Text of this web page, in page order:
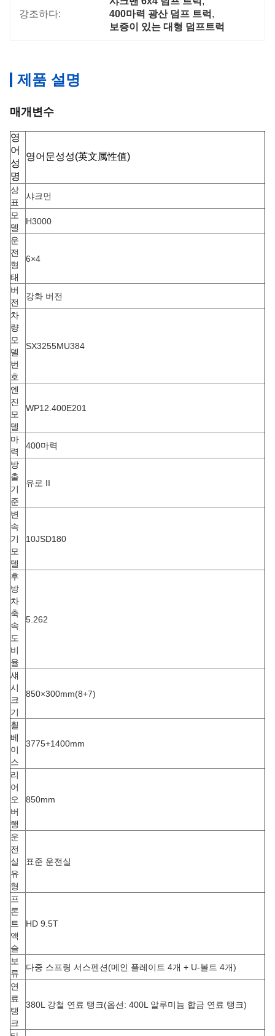
강조하다:
400마력 광산 덤프 트럭 ,
보증이 있는 대형 덤프트럭
제품 설명
매개변수
영
어
성
명
영어문성성(英文属性值)
상
표
샤크먼
모
델
H3000
운
전
형
태
6×4
버
전
강화 버전
차
량
모
델
번
호
SX3255MU384
엔
진
모
델
WP12.400E201
마
력
400마력
방
출
기
준
유로 II
변
속
기
모
델
10JSD180
후
방
차
축
속
도
비
율
5.262
섀
시
크
기
850×300mm(8+7)
휠
베
이
스
3775+1400mm
리
어
오
버
행
850mm
운
전
실
유
형
표준 운전실
프
론
트
액
슬
HD 9.5T
보
류
다중 스프링 서스펜션(메인 플레이트 4개 + U-볼트 4개)
연
료
탱
크
380L 강철 연료 탱크(옵션: 400L 알루미늄 합금 연료 탱크)